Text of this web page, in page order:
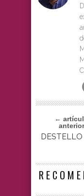
←
anterior
DESTELLO